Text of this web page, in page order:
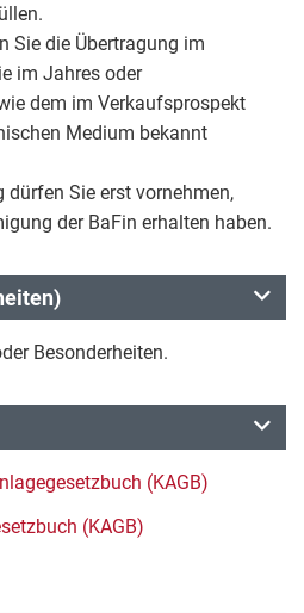
Sie die Übertragung im
im Jahres oder
dem im Verkaufsprospekt
Medium bekannt
dürfen Sie erst vornehmen,
der BaFin erhalten haben.
Besonderheiten.
(KAGB)
(KAGB)